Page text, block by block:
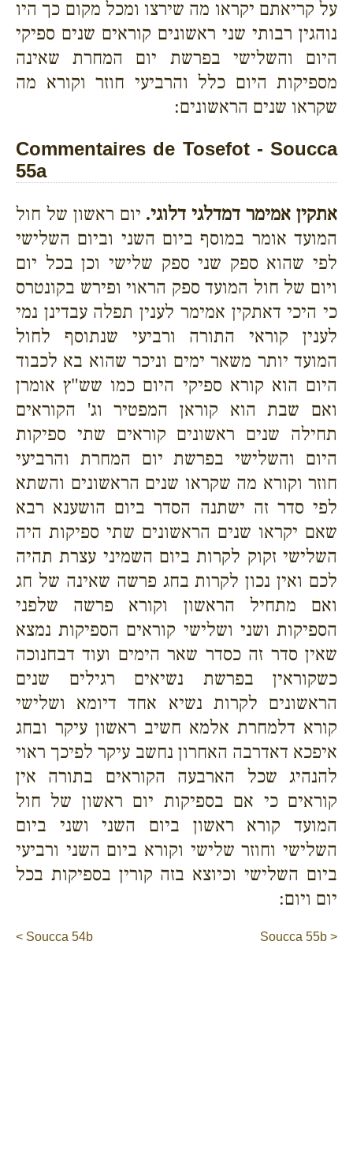
על קריאתם יקראו מה שירצו ומכל מקום כך היו
נוהגין רבותי שני ראשונים קוראים שנים ספיקי
היום והשלישי בפרשת יום המחרת שאינה
מספיקות היום כלל והרביעי חוזר וקורא מה
שקראו שנים הראשונים:
Commentaires de Tosefot - Soucca
55a
אתקין אמימר דמדלגי דלוגי. יום ראשון של חול
המועד אומר במוסף ביום השני וביום השלישי
לפי שהוא ספק שני ספק שלישי וכן בכל יום
ויום של חול המועד ספק הראוי ופירש בקונטרס
כי היכי דאתקין אמימר לענין תפלה עבדינן נמי
לענין קוראי התורה ורביעי שנתוסף לחול
המועד יותר משאר ימים וניכר שהוא בא לכבוד
היום הוא קורא ספיקי היום כמו שש"ץ אומרן
ואם שבת הוא קוראן המפטיר וג' הקוראים
תחילה שנים ראשונים קוראים שתי ספיקות
היום והשלישי בפרשת יום המחרת והרביעי
חוזר וקורא מה שקראו שנים הראשונים והשתא
לפי סדר זה ישתנה הסדר ביום הושענא רבא
שאם יקראו שנים הראשונים שתי ספיקות היה
השלישי זקוק לקרות ביום השמיני עצרת תהיה
לכם ואין נכון לקרות בחג פרשה שאינה של חג
ואם מתחיל הראשון וקורא פרשה שלפני
הספיקות ושני ושלישי קוראים הספיקות נמצא
שאין סדר זה כסדר שאר הימים ועוד דבחנוכה
כשקוראין בפרשת נשיאים רגילים שנים
הראשונים לקרות נשיא אחד דיומא ושלישי
קורא דלמחרת אלמא חשיב ראשון עיקר ובחג
איפכא דאדרבה האחרון נחשב עיקר לפיכך ראוי
להנהיג שכל הארבעה הקוראים בתורה אין
קוראים כי אם בספיקות יום ראשון של חול
המועד קורא ראשון ביום השני ושני ביום
השלישי וחוזר שלישי וקורא ביום השני ורביעי
ביום השלישי וכיוצא בזה קורין בספיקות בכל
יום ויום:
< Soucca 54b Soucca 55b >